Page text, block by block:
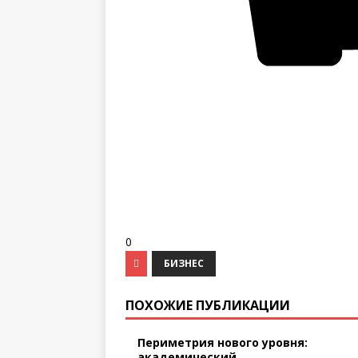
0
БИЗНЕС
ПОХОЖИЕ ПУБЛИКАЦИИ
Периметрия нового уровня: